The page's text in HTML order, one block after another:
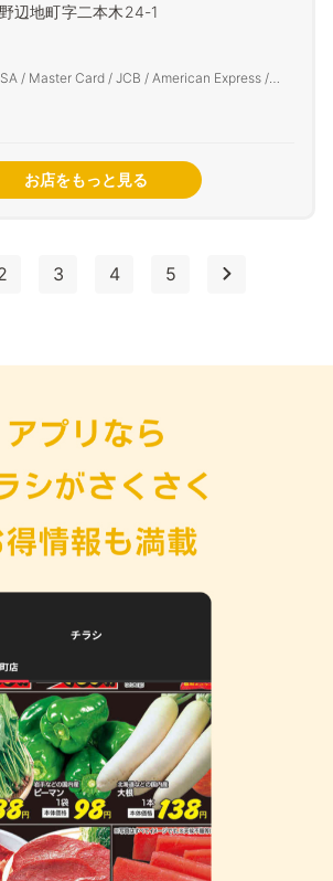
辺地町字二本木24-1
/ Master Card / JCB / American Express /
お店をもっと見る
3 4 5